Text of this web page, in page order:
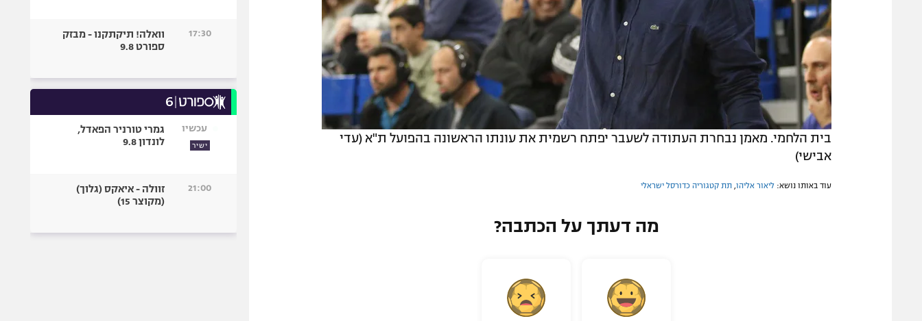
בית הלחמי. מאמן נבחרת העתודה לשעבר יפתח רשמית את עונתו הראשונה בהפועל ת"א (עדי
אבישי)
עוד באותו נושא: ליאור אליהו תת קטגוריה כדורסל ישראלי
מה דעתך על הכתבה?
17:30
וואלה! תיקתקנו - מבזק
ספורט 9.8
עכשיו
ישיר
גמרי טורניר הפאדל,
לונדון 9.8
21:00
זוולה - איאקס (גלוך)
(מקוצר 15)